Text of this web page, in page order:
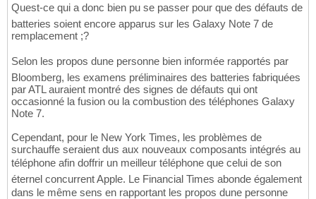
Quest-ce qui a donc bien pu se passer pour que des défauts de
batteries soient encore apparus sur les Galaxy Note 7 de
remplacement ;?
Selon les propos dune personne bien informée rapportés par
Bloomberg, les examens préliminaires des batteries fabriquées
par ATL auraient montré des signes de défauts qui ont
occasionné la fusion ou la combustion des téléphones Galaxy
Note 7.
Cependant, pour le New York Times, les problèmes de
surchauffe seraient dus aux nouveaux composants intégrés au
téléphone afin doffrir un meilleur téléphone que celui de son
éternel concurrent Apple. Le Financial Times abonde également
dans le même sens en rapportant les propos dune personne